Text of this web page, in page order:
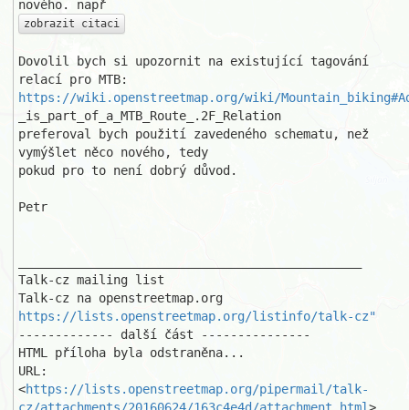
zobrazit citaci
Dovolil bych si upozornit na existující tagování
https://wiki.openstreetmap.org/wiki/
_is_part_of_a_MTB_Route_.2F_Relation
preferoval bych použití zavedeného schematu, než
vymýšlet něco nového, tedy
pokud pro to není dobrý důvod.
Petr
Talk-cz mailing list
https://lists.openstreetmap.org/listinfo/talk-cz"
------------- další část ---------------
HTML příloha byla odstraněna...
URL:
<https://lists.openstreetmap.org/pipermail/talk-